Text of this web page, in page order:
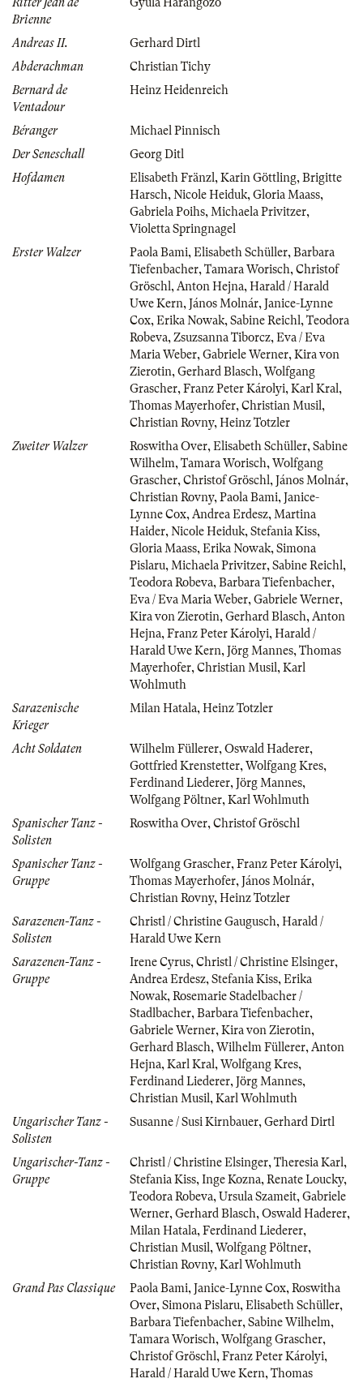
Brienne
Andreas II.
Gerhard Dirtl
Abderachman
Christian Tichy
Bernard de
Ventadour
Heinz Heidenreich
Béranger
Michael Pinnisch
Der Seneschall
Georg Ditl
Hofdamen
Elisabeth Fränzl , Karin Göttling, Brigitte
Harsch, Nicole Heiduk, Gloria Maass,
Gabriela Poihs, Michaela Privitzer,
Violetta Springnagel
Erster Walzer
Paola Bami, Elisabeth Schüller, Barbara
Tiefenbacher, Tamara Worisch, Christof
Gröschl , Anton Hejna, Harald / Harald
Uwe Kern, János Molnár, Janice-Lynne
Cox, Erika Nowak, Sabine Reichl , Teodora
Robeva, Zsuzsanna Tiborcz, Eva / Eva
Maria Weber, Gabriele Werner, Kira von
Zierotin, Gerhard Blasch, Wolfgang
Grascher, Franz Peter Károlyi, Karl Kral ,
Thomas Mayerhofer, Christian Musil ,
Christian Rovny, Heinz Totzler
Zweiter Walzer
Roswitha Over, Elisabeth Schüller, Sabine
Wilhelm, Tamara Worisch, Wolfgang
Grascher, Christof Gröschl , János Molnár,
Christian Rovny, Paola Bami, Janice-
Lynne Cox, Andrea Erdesz, Martina
Haider, Nicole Heiduk, Stefania Kiss,
Gloria Maass, Erika Nowak, Simona
Pislaru, Michaela Privitzer, Sabine Reichl ,
Teodora Robeva, Barbara Tiefenbacher,
Eva / Eva Maria Weber, Gabriele Werner,
Kira von Zierotin, Gerhard Blasch, Anton
Hejna, Franz Peter Károlyi, Harald /
Harald Uwe Kern, Jörg Mannes, Thomas
Mayerhofer, Christian Musil , Karl
Wohlmuth
Sarazenische
Krieger
Milan Hatala, Heinz Totzler
Acht Soldaten Wilhelm Füllerer, Oswald Haderer,
Gottfried Krenstetter, Wolfgang Kres,
Ferdinand Liederer, Jörg Mannes,
Wolfgang Pöltner, Karl Wohlmuth
Spanischer Tanz -
Solisten
Roswitha Over, Christof Gröschl
Spanischer Tanz -
Gruppe
Wolfgang Grascher, Franz Peter Károlyi,
Thomas Mayerhofer, János Molnár,
Christian Rovny, Heinz Totzler
Sarazenen-Tanz -
Solisten
Christl / Christine Gaugusch, Harald /
Harald Uwe Kern
Sarazenen-Tanz -
Gruppe
Irene Cyrus, Christl / Christine Elsinger,
Andrea Erdesz, Stefania Kiss, Erika
Nowak, Rosemarie Stadelbacher /
Stadlbacher, Barbara Tiefenbacher,
Gabriele Werner, Kira von Zierotin,
Gerhard Blasch, Wilhelm Füllerer, Anton
Hejna, Karl Kral , Wolfgang Kres,
Ferdinand Liederer, Jörg Mannes,
Christian Musil , Karl Wohlmuth
Ungarischer Tanz -
Solisten
Susanne / Susi Kirnbauer, Gerhard Dirtl
Ungarischer-Tanz -
Gruppe
Christl / Christine Elsinger, Theresia Karl ,
Stefania Kiss, Inge Kozna, Renate Loucky,
Teodora Robeva, Ursula Szameit, Gabriele
Werner, Gerhard Blasch, Oswald Haderer,
Milan Hatala, Ferdinand Liederer,
Christian Musil , Wolfgang Pöltner,
Christian Rovny, Karl Wohlmuth
Grand Pas Classique
Paola Bami, Janice-Lynne Cox, Roswitha
Over, Simona Pislaru, Elisabeth Schüller,
Barbara Tiefenbacher, Sabine Wilhelm,
Tamara Worisch, Wolfgang Grascher,
Christof Gröschl , Franz Peter Károlyi,
Harald / Harald Uwe Kern, Thomas